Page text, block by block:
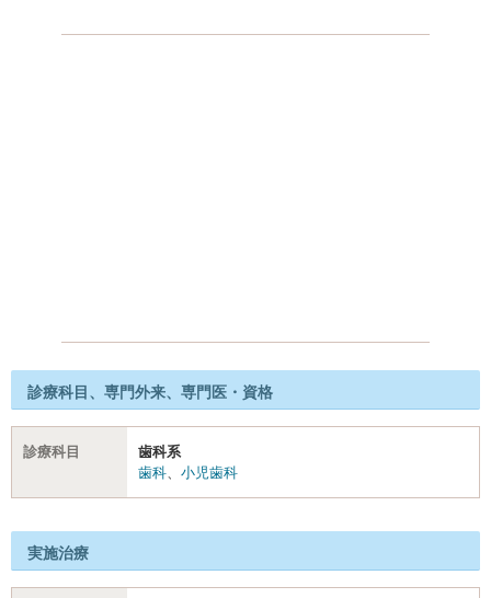
診療科目、専門外来、専門医・資格
診療科目
歯科系
歯科
小児歯科
実施治療